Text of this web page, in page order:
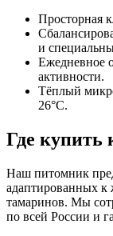
Просторная
и
Ежедневное
активности.
Тёплый
26°C.
Где купить
Наш питомник
адаптированных к
тамаринов. Мы
по всей России и